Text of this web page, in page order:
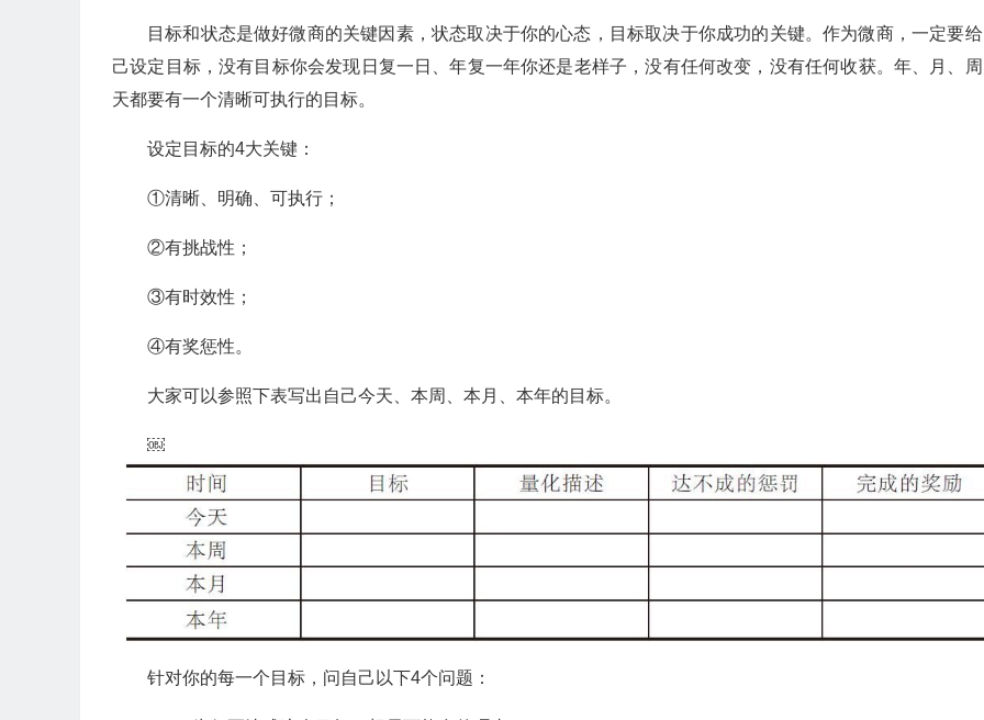
目标和状态是做好微商的关键因素，状态取决于你的心态，目标取决于你成功的关键。作为微商，一定要给
己设定目标，没有目标你会发现日复一日、年复一年你还是老样子，没有任何改变，没有任何收获。年、月、周
天都要有一个清晰可执行的目标。
设定目标的4大关键：
①清晰、明确、可执行；
②有挑战性；
③有时效性；
④有奖惩性。
大家可以参照下表写出自己今天、本周、本月、本年的目标。
￼
针对你的每一个目标，问自己以下4个问题：